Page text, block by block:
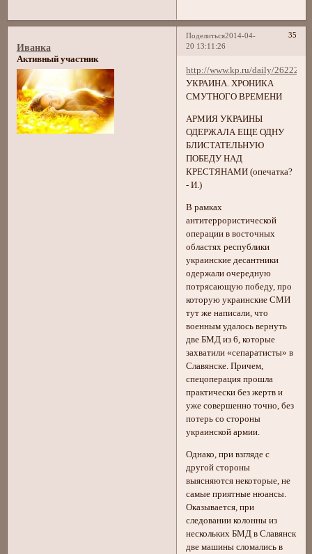
Поделиться 35
2014-04-
20 13:11:26
Иванка
Активный участник
http://www.kp.ru/daily/26222.7/
УКРАИНА. ХРОНИКА
СМУТНОГО ВРЕМЕНИ
АРМИЯ УКРАИНЫ
ОДЕРЖАЛА ЕЩЕ ОДНУ
БЛИСТАТЕЛЬНУЮ
ПОБЕДУ НАД
КРЕСТЯНАМИ (опечатка?
- И.)
В рамках
антитеррористической
операции в восточных
областях республики
украинские десантники
одержали очередную
потрясающую победу, про
которую украинские СМИ
тут же написали, что
военным удалось вернуть
две БМД из 6, которые
захватили «сепаратисты» в
Славянске. Причем,
спецоперация прошла
практически без жертв и
уже совершенно точно, без
потерь со стороны
украинской армии.
Однако, при взгляде с
другой стороны
выясняются некоторые, не
самые приятные нюансы.
Оказывается, при
следовании колонны из
нескольких БМД в Славянск
две машины сломались в